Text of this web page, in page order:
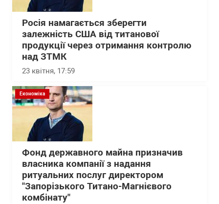
Росія намагається зберегти
залежність США від титанової
продукції через отримання контролю
над ЗТМК
23 квітня, 17:59
Економіка
Фонд державного майна призначив
власника компанії з надання
ритуальних послуг директором
"Запорізького Титано-Магнієвого
комбінату"